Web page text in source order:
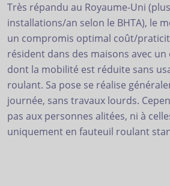
Très répandu au Royaume-Uni
installations/an selon le BHTA), le
un compromis optimal coût/
résident dans des maisons avec
dont la mobilité est réduite sans
roulant. Sa pose se réalise
journée, sans travaux lourds.
pas aux personnes alitées, ni à
uniquement en fauteuil roulant